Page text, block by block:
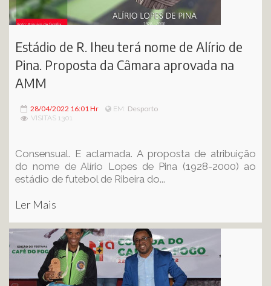
Estádio de R. Iheu terá nome de Alírio de
Pina. Proposta da Câmara aprovada na
AMM
28/04/2022 16:01 Hr EM: Desporto
VISITAS 1301
Consensual. E aclamada. A proposta de atribuição
do nome de Alírio Lopes de Pina (1928-2000) ao
estádio de futebol de Ribeira do...
Ler Mais